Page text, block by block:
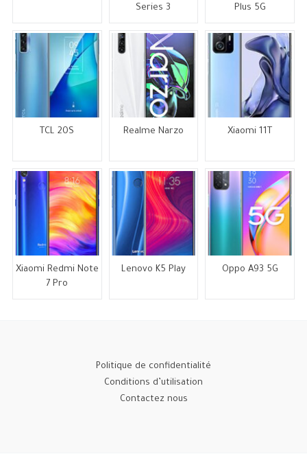
Series 3
Plus 5G
TCL 20S Realme Narzo Xiaomi 11T
Xiaomi Redmi Note
7 Pro
Lenovo K5 Play Oppo A93 5G
Politique de confidentialité
Conditions d’utilisation
Contactez nous